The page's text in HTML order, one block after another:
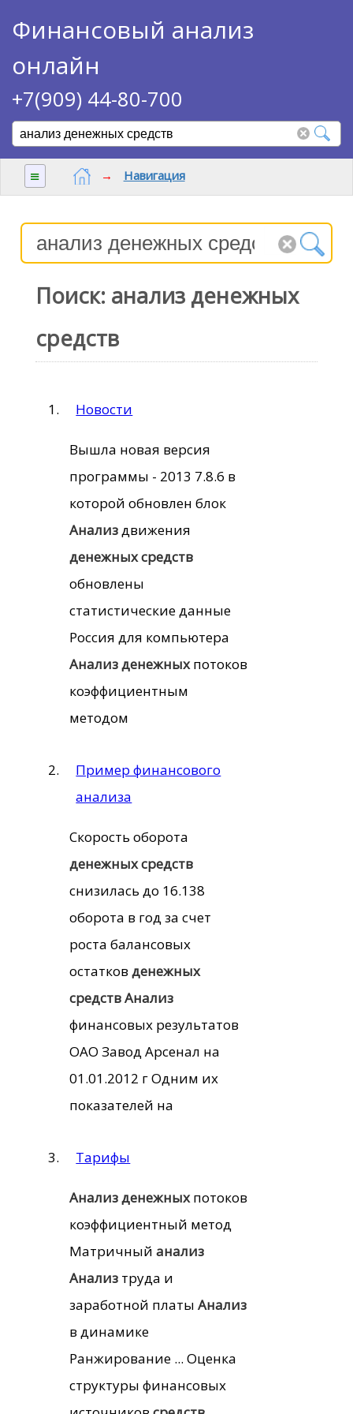
Финансовый анализ
онлайн
+7(909) 44-80-700
≡ → Навигация
Поиск: анализ денежных
средств
Новости
Вышла новая версия
программы - 2013 7.8.6 в
которой обновлен блок
Анализдвижения
денежныхсредств
обновлены
статистические данные
Россия для компьютера
Анализденежныхпотоков
коэффициентным
методом
Пример финансового
анализа
Скорость оборота
денежныхсредств
снизилась до 16.138
оборота в год за счет
роста балансовых
остатков денежных
средствАнализ
финансовых результатов
ОАО Завод Арсенал на
01.01.2012 г Одним их
показателей на
Тарифы
Анализденежныхпотоков
коэффициентный метод
Матричный анализ
Анализтруда и
заработной платы Анализ
в динамике
Ранжирование ... Оценка
структуры финансовых